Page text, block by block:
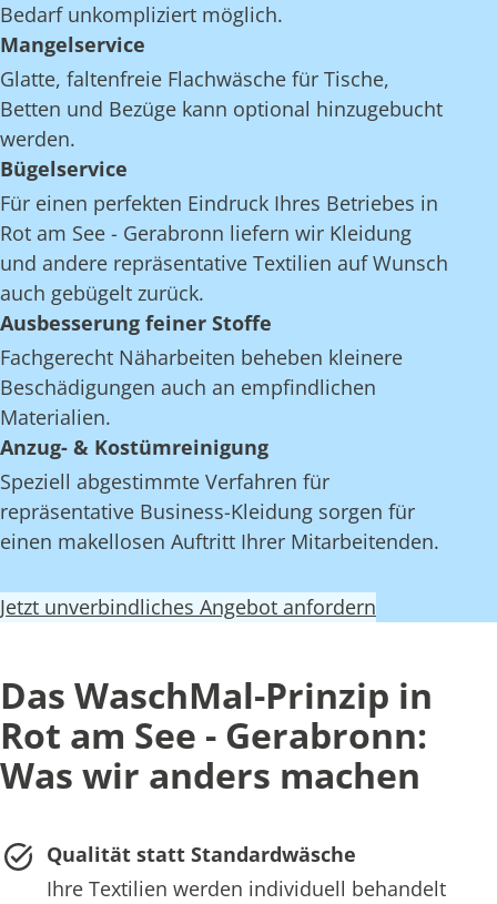
Bedarf unkompliziert möglich.
Mangelservice
Glatte, faltenfreie Flachwäsche für Tische,
Betten und Bezüge kann optional hinzugebucht
werden.
Bügelservice
Für einen perfekten Eindruck Ihres Betriebes in
Rot am See - Gerabronn liefern wir Kleidung
und andere repräsentative Textilien auf Wunsch
auch gebügelt zurück.
Ausbesserung feiner Stoffe
Fachgerecht Näharbeiten beheben kleinere
Beschädigungen auch an empfindlichen
Materialien.
Anzug- & Kostümreinigung
Speziell abgestimmte Verfahren für
repräsentative Business-Kleidung sorgen für
einen makellosen Auftritt Ihrer Mitarbeitenden.
Jetzt unverbindliches Angebot anfordern
Das WaschMal-Prinzip in
Rot am See - Gerabronn:
Was wir anders machen
Qualität statt Standardwäsche
Ihre Textilien werden individuell behandelt